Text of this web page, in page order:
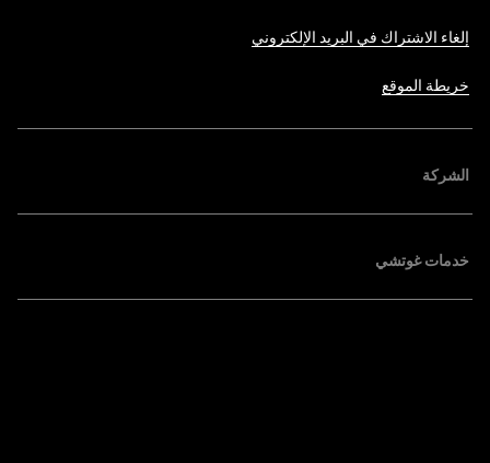
إلغاء الاشتراك في البريد الإلكتروني
خريطة الموقع
الشركة
خدمات غوتشي